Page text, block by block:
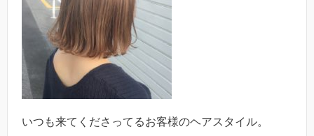
いつも来てくださってるお客様のヘアスタイル。